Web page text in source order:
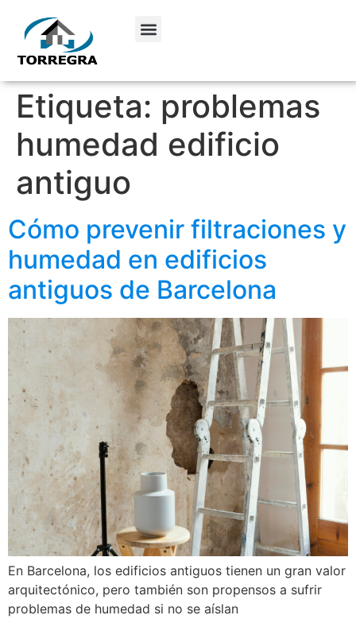
Etiqueta: problemas
humedad edificio
antiguo
Cómo prevenir filtraciones y
humedad en edificios
antiguos de Barcelona
En Barcelona, los edificios antiguos tienen un gran valor
arquitectónico, pero también son propensos a sufrir
problemas de humedad si no se aíslan